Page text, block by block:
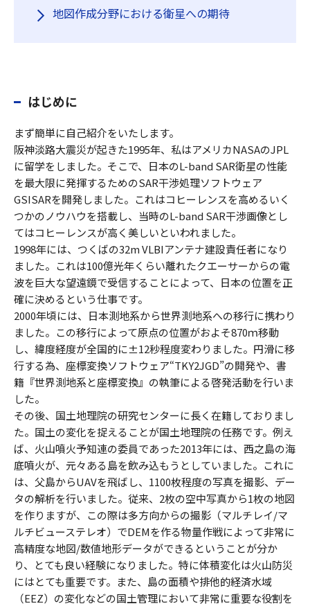
地図作成分野における衛星への期待
はじめに
まず簡単に自己紹介をいたします。
阪神淡路大震災が起きた1995年、私はアメリカNASAのJPL
に留学をしました。そこで、日本のL-band SAR衛星の性能
を最大限に発揮するためのSAR干渉処理ソフトウェア
GSISARを開発しました。これはコヒーレンスを高めるいく
つかのノウハウを搭載し、当時のL-band SAR干渉画像とし
てはコヒーレンスが高く美しいといわれました。
1998年には、つくばの32m VLBIアンテナ建設責任者になり
ました。これは100億光年くらい離れたクエーサーからの電
波を巨大な望遠鏡で受信することによって、日本の位置を正
確に決めるという仕事です。
2000年頃には、日本測地系から世界測地系への移行に携わり
ました。この移行によって原点の位置がおよそ870ｍ移動
し、緯度経度が全国的に±12秒程度変わりました。円滑に移
行する為、座標変換ソフトウェア“TKY2JGD”の開発や、書
籍『世界測地系と座標変換』の執筆による啓発活動を行いま
した。
その後、国土地理院の研究センターに長く在籍しておりまし
た。国土の変化を捉えることが国土地理院の任務です。例え
ば、火山噴火予知連の委員であった2013年には、西之島の海
底噴火が、元々ある島を飲み込もうとしていました。これに
は、父島からUAVを飛ばし、1100枚程度の写真を撮影、デー
タの解析を行いました。従来、2枚の空中写真から1枚の地図
を作りますが、この際は多方向からの撮影（マルチレイ/マ
ルチビューステレオ）でDEMを作る物量作戦によって非常に
高精度な地図/数値地形データができるということが分か
り、とても良い経験になりました。特に体積変化は火山防災
にはとても重要です。また、島の面積や排他的経済水域
（EEZ）の変化などの国土管理において非常に重要な役割を